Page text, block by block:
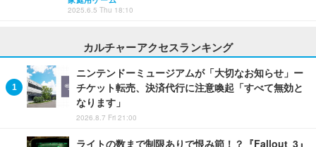
2025.6.5 Thu 18:10
カルチャーアクセスランキング
ニンテンドーミュージアムが「大切なお知らせ」ー
チケット転売、決済代行に注意喚起「すべて無効と
なります」
2026.8.7 Fri 21:00
ライトの数まで制限ありで恨み節！？『Fallout 3』